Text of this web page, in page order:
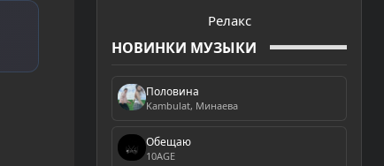
Релакс
НОВИНКИ МУЗЫКИ
Половина
Kambulat, Минаева
Обещаю
10AGE